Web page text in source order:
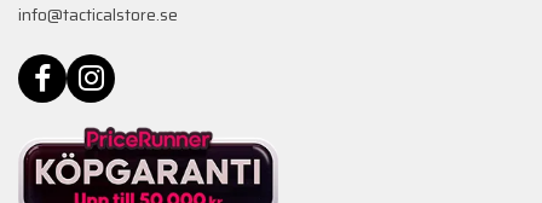
info@tacticalstore.se